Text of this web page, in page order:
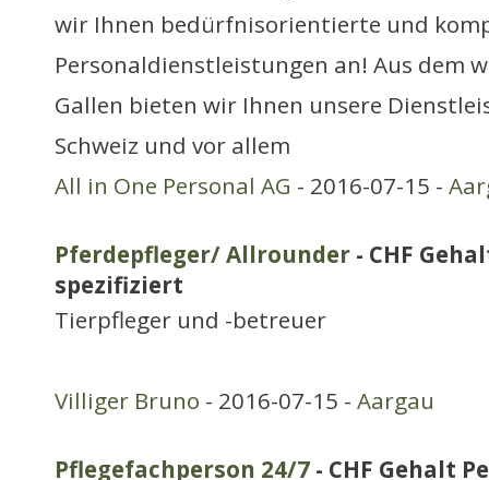
wir Ihnen bedürfnisorientierte und
Personaldienstleistungen an! Aus dem
Gallen bieten wir Ihnen unsere
Schweiz und vor allem
All in One Personal AG - 2016-07-15 -
Pferdepfleger/ Allrounder - CHF
spezifiziert
Tierpfleger und -betreuer
Villiger Bruno - 2016-07-15 - Aargau
Pflegefachperson 24/7 - CHF Gehalt